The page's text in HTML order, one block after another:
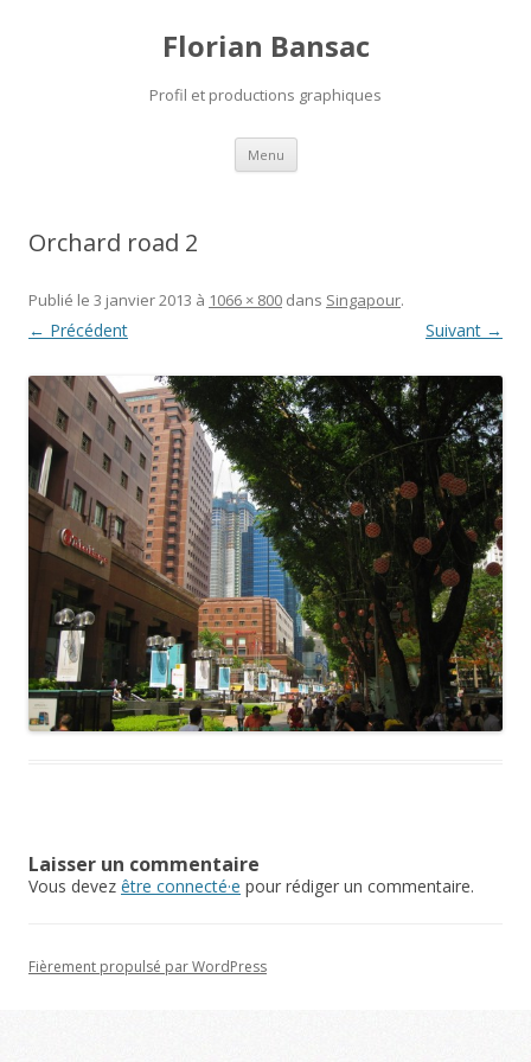
Florian Bansac
Profil et productions graphiques
Menu Aller
contenu
Orchard road 2
Publié le 3 janvier 2013 à 1066 × 800 dans Singapour.
← Précédent Suivant →
Laisser un commentaire
Vous devez être connecté·e pour rédiger un commentaire.
Fièrement propulsé par WordPress